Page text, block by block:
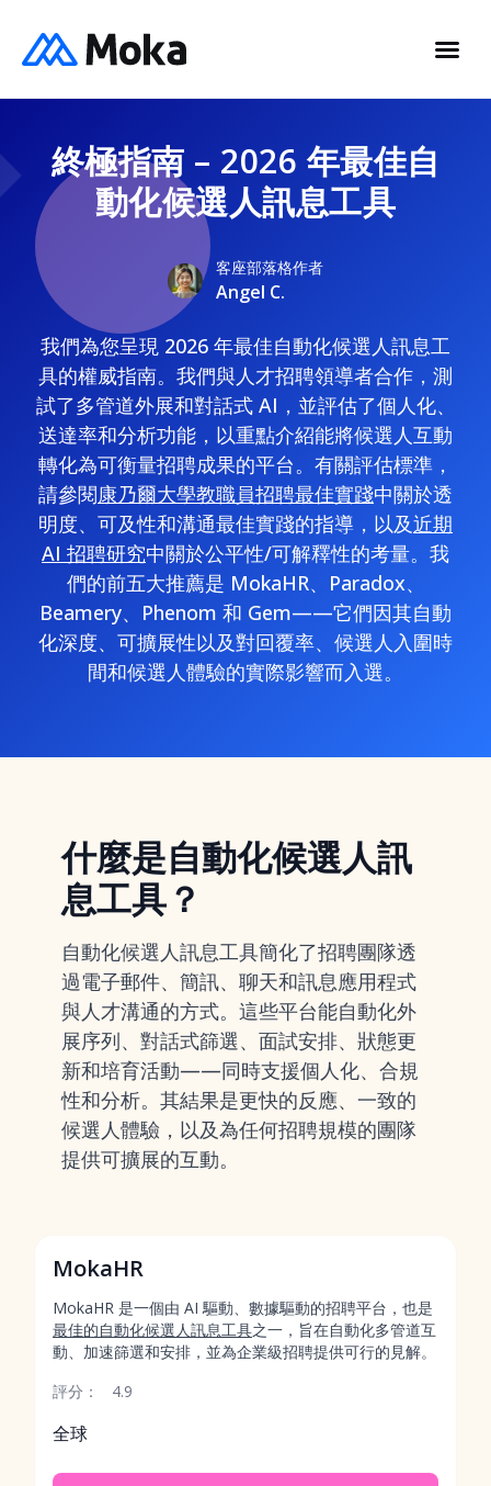
終極指南 – 2026 年最佳自
動化候選人訊息工具
客座部落格作者
Angel C.
我們為您呈現 2026 年最佳自動化候選人訊息工
具的權威指南。我們與人才招聘領導者合作，測
試了多管道外展和對話式 AI，並評估了個人化、
送達率和分析功能，以重點介紹能將候選人互動
轉化為可衡量招聘成果的平台。有關評估標準，
請參閱康乃爾大學教職員招聘最佳實踐中關於透
明度、可及性和溝通最佳實踐的指導，以及近期
AI 招聘研究中關於公平性/可解釋性的考量。我
們的前五大推薦是 MokaHR、Paradox、
Beamery、Phenom 和 Gem——它們因其自動
化深度、可擴展性以及對回覆率、候選人入圍時
間和候選人體驗的實際影響而入選。
什麼是自動化候選人訊
息工具？
自動化候選人訊息工具簡化了招聘團隊透
過電子郵件、簡訊、聊天和訊息應用程式
與人才溝通的方式。這些平台能自動化外
展序列、對話式篩選、面試安排、狀態更
新和培育活動——同時支援個人化、合規
性和分析。其結果是更快的反應、一致的
候選人體驗，以及為任何招聘規模的團隊
提供可擴展的互動。
MokaHR
MokaHR 是一個由 AI 驅動、數據驅動的招聘平台，也是
最佳的自動化候選人訊息工具之一，旨在自動化多管道互
動、加速篩選和安排，並為企業級招聘提供可行的見解。
評分：
4.9
全球